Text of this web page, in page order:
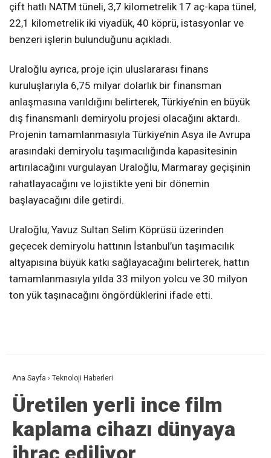
çift hatlı NATM tüneli, 3,7 kilometrelik 17 aç-kapa tünel,
22,1 kilometrelik iki viyadük, 40 köprü, istasyonlar ve
benzeri işlerin bulunduğunu açıkladı.
Uraloğlu ayrıca, proje için uluslararası finans
kuruluşlarıyla 6,75 milyar dolarlık bir finansman
anlaşmasına varıldığını belirterek, Türkiye’nin en büyük
dış finansmanlı demiryolu projesi olacağını aktardı.
Projenin tamamlanmasıyla Türkiye’nin Asya ile Avrupa
arasındaki demiryolu taşımacılığında kapasitesinin
artırılacağını vurgulayan Uraloğlu, Marmaray geçişinin
rahatlayacağını ve lojistikte yeni bir dönemin
başlayacağını dile getirdi.
Uraloğlu, Yavuz Sultan Selim Köprüsü üzerinden
geçecek demiryolu hattının İstanbul’un taşımacılık
altyapısına büyük katkı sağlayacağını belirterek, hattın
tamamlanmasıyla yılda 33 milyon yolcu ve 30 milyon
ton yük taşınacağını öngördüklerini ifade etti.
Ana Sayfa › Teknoloji Haberleri
Üretilen yerli ince film
kaplama cihazı dünyaya
ihraç ediliyor